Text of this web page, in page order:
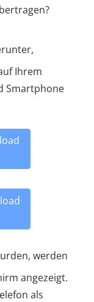
Ihrem
Smartphone
werden
angezeigt.
als